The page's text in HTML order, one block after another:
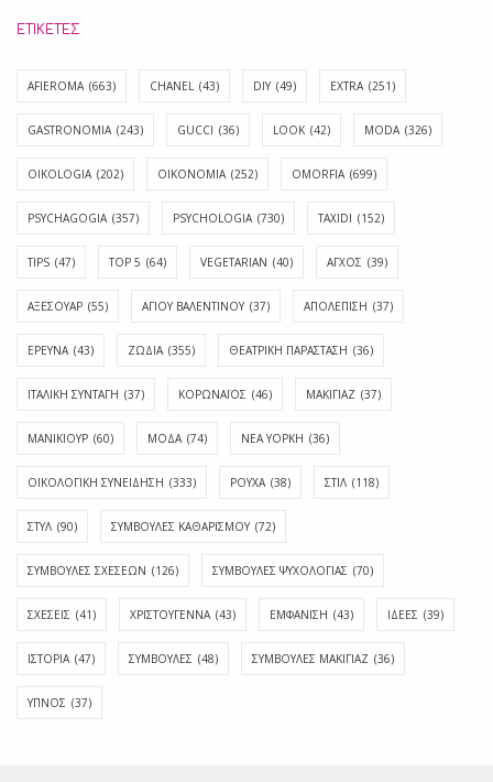
ΕΤΙΚΈΤΕΣ
AFIEROMA (663) CHANEL (43) DIY (49) EXTRA (251)
GASTRONOMIA (243) GUCCI (36) LOOK (42) MODA (326)
OIKOLOGIA (202) OIKONOMIA (252) OMORFIA (699)
PSYCHAGOGIA (357) PSYCHOLOGIA (730) TAXIDI (152)
TIPS (47) TOP 5 (64) VEGETARIAN (40) ΑΓΧΟΣ (39)
ΑΞΕΣΟΥΑΡ (55) ΑΓΊΟΥ ΒΑΛΕΝΤΊΝΟΥ (37) ΑΠΟΛΈΠΙΣΗ (37)
ΕΡΕΥΝΑ (43) ΖΩΔΙΑ (355) ΘΕΑΤΡΙΚΗ ΠΑΡΑΣΤΑΣΗ (36)
ΙΤΑΛΙΚΗ ΣΥΝΤΑΓΗ (37) ΚΟΡΩΝΑΪΟΣ (46) ΜΑΚΙΓΙΑΖ (37)
ΜΑΝΙΚΙΟΥΡ (60) ΜΟΔΑ (74) ΝΕΑ ΥΟΡΚΗ (36)
ΟΙΚΟΛΟΓΙΚΗ ΣΥΝΕΙΔΗΣΗ (333) ΡΟΥΧΑ (38) ΣΤΙΛ (118)
ΣΤΥΛ (90) ΣΥΜΒΟΥΛΕΣ ΚΑΘΑΡΙΣΜΟΥ (72)
ΣΥΜΒΟΥΛΕΣ ΣΧΕΣΕΩΝ (126) ΣΥΜΒΟΥΛΕΣ ΨΥΧΟΛΟΓΙΑΣ (70)
ΣΧΕΣΕΙΣ (41) ΧΡΙΣΤΟΥΓΕΝΝΑ (43) ΕΜΦΆΝΙΣΗ (43) ΙΔΈΕΣ (39)
ΙΣΤΟΡΊΑ (47) ΣΥΜΒΟΥΛΈΣ (48) ΣΥΜΒΟΥΛΈΣ ΜΑΚΙΓΙΆΖ (36)
ΎΠΝΟΣ (37)